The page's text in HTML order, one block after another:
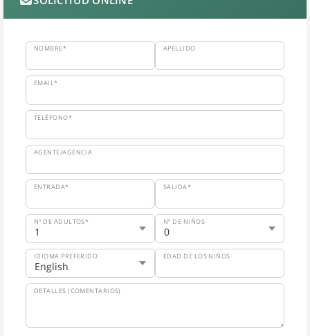
NOMBRE* APELLIDO
EMAIL*
TELÉFONO*
AGENTE/AGENCIA
ENTRADA* SALIDA*
Nº DE ADULTOS* Nº DE NIÑOS
IDIOMA PREFERIDO EDAD DE LOS NIÑOS
DETALLES (COMENTARIOS)